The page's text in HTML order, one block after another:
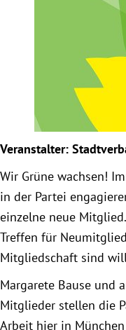
Bundestag 2017-
Obfrau im
humanitäre Hilfe
Mein
Ämter,
Besuch in Berlin
Veranstalter:
Wir Grüne wachsen!
in der Partei
einzelne neue
Treffen für
Mitgliedschaft sind
Margarete Bause und
Mitglieder stellen die
Arbeit hier in